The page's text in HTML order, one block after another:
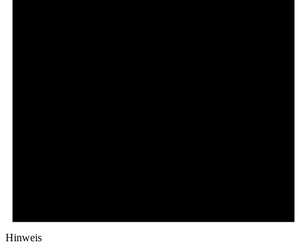
Hinweis